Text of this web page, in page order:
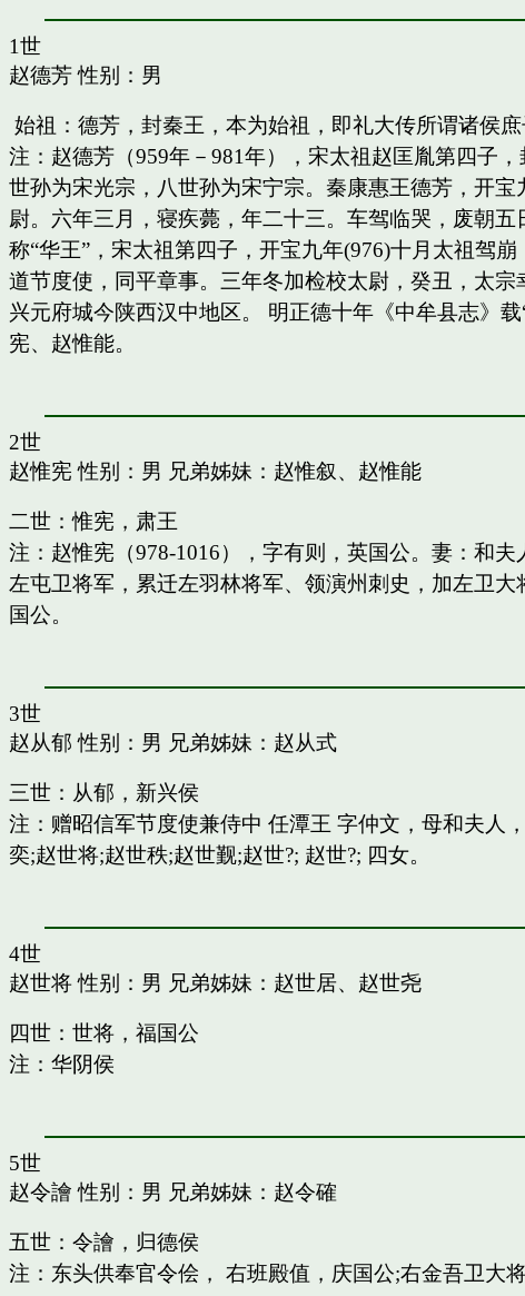
1世
赵德芳性别：男
始祖：德芳，封秦王，本为始祖，即礼大传所谓诸侯
注：赵德芳（959年－981年），宋太祖赵匡胤第四子
世孙为宋光宗，八世孙为宋宁宗。秦康惠王德芳，开
尉。六年三月，寝疾薨，年二十三。车驾临哭，废朝
称“华王”，宋太祖第四子，开宝九年(976)十月太祖驾
道节度使，同平章事。三年冬加检校太尉，癸丑，太
兴元府城今陕西汉中地区。 明正德十年《中牟县志》
宪、赵惟能。
2世
赵惟宪 性别：男 兄弟姊妹： 赵惟叙、 赵惟能
二世：惟宪，肃王
注：赵惟宪（978-1016），字有则，英国公。妻：和
左屯卫将军，累迁左羽林将军、领演州刺史，加左卫
国公。
3世
赵从郁 性别：男 兄弟姊妹： 赵从式
三世：从郁，新兴侯
注：赠昭信军节度使兼侍中 任潭王 字仲文，母和夫人
奕;赵世将;赵世秩;赵世觐;赵世?; 赵世?; 四女。
4世
赵世将性别：男 兄弟姊妹： 赵世居、 赵世尧
四世：世将，福国公
注：华阴侯
5世
赵令譮 性别：男 兄弟姊妹： 赵令確
五世：令譮，归德侯
注：东头供奉官令侩， 右班殿值，庆国公;右金吾卫大